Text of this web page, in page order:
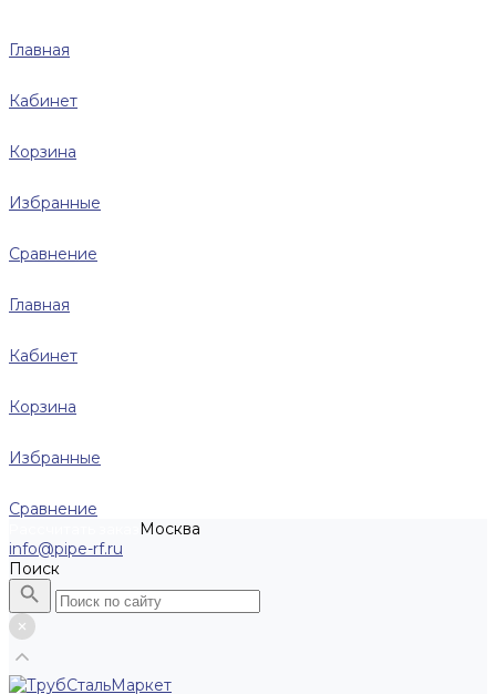
Главная
Кабинет
Корзина
Избранные
Сравнение
Главная
Кабинет
Корзина
Избранные
Сравнение
Москва
info@pipe-rf.ru
Поиск